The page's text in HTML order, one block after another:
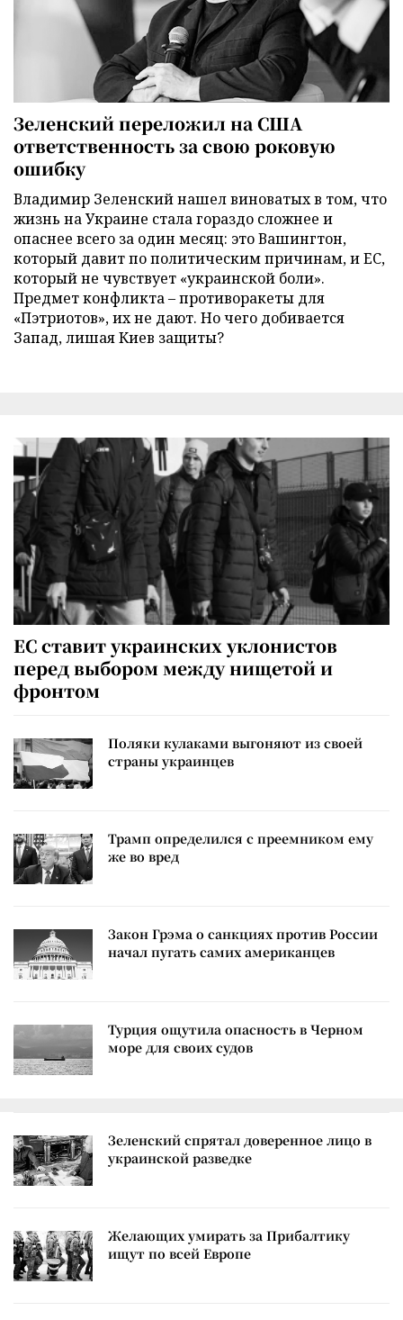
Зеленский переложил на США
ответственность за свою роковую
ошибку
Владимир Зеленский нашел виноватых в том, что
жизнь на Украине стала гораздо сложнее и
опаснее всего за один месяц: это Вашингтон,
который давит по политическим причинам, и ЕС,
который не чувствует «украинской боли».
Предмет конфликта – противоракеты для
«Пэтриотов», их не дают. Но чего добивается
Запад, лишая Киев защиты?
ЕС ставит украинских уклонистов
перед выбором между нищетой и
фронтом
Поляки кулаками выгоняют из своей
страны украинцев
Трамп определился с преемником ему
же во вред
Закон Грэма о санкциях против России
начал пугать самих американцев
Турция ощутила опасность в Черном
море для своих судов
Зеленский спрятал доверенное лицо в
украинской разведке
Желающих умирать за Прибалтику
ищут по всей Европе